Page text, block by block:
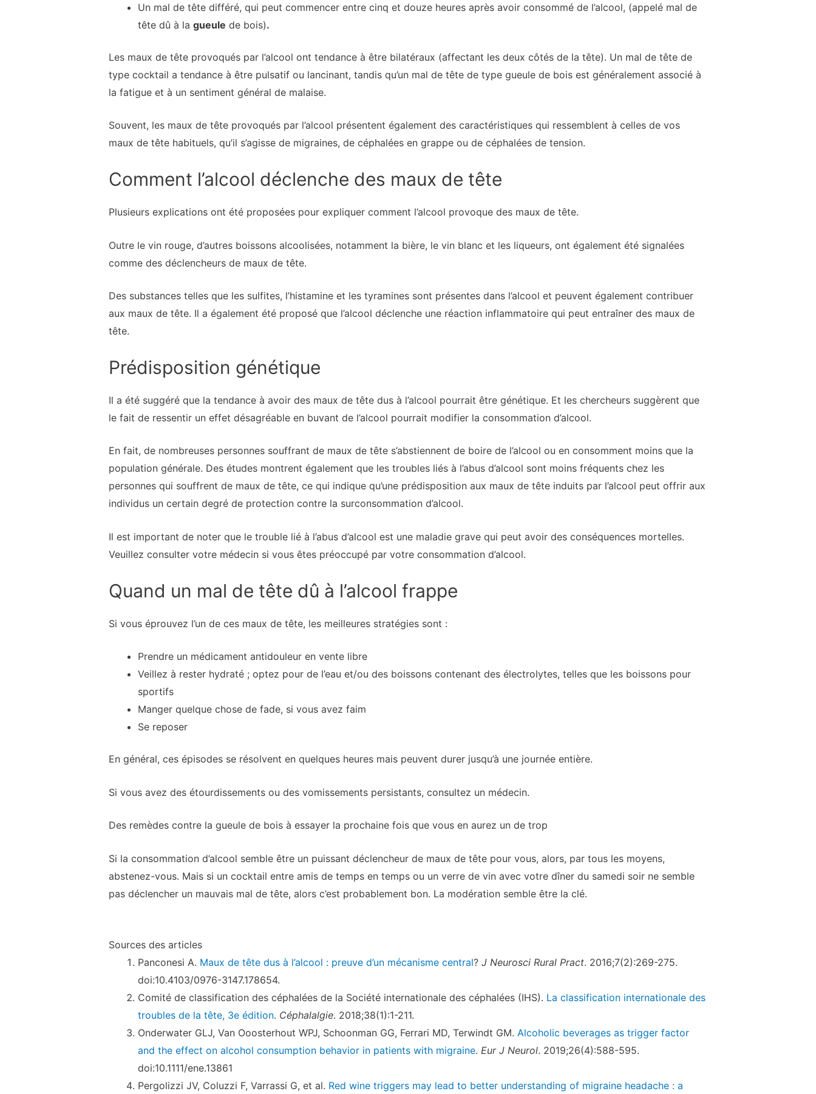
Un mal de tête différé, qui peut commencer entre cinq et douze heures après avoir consommé de l’alcool, (appelé mal de
tête dû à la gueule de bois).
Les maux de tête provoqués par l’alcool ont tendance à être bilatéraux (affectant les deux côtés de la tête). Un mal de tête de
type cocktail a tendance à être pulsatif ou lancinant, tandis qu’un mal de tête de type gueule de bois est généralement associé à
la fatigue et à un sentiment général de malaise.
Souvent, les maux de tête provoqués par l’alcool présentent également des caractéristiques qui ressemblent à celles de vos
maux de tête habituels, qu’il s’agisse de migraines, de céphalées en grappe ou de céphalées de tension.
Comment l’alcool déclenche des maux de tête
Plusieurs explications ont été proposées pour expliquer comment l’alcool provoque des maux de tête.
Outre le vin rouge, d’autres boissons alcoolisées, notamment la bière, le vin blanc et les liqueurs, ont également été signalées
comme des déclencheurs de maux de tête.
Des substances telles que les sulfites, l’histamine et les tyramines sont présentes dans l’alcool et peuvent également contribuer
aux maux de tête. Il a également été proposé que l’alcool déclenche une réaction inflammatoire qui peut entraîner des maux de
tête.
Prédisposition génétique
Il a été suggéré que la tendance à avoir des maux de tête dus à l’alcool pourrait être génétique. Et les chercheurs suggèrent que
le fait de ressentir un effet désagréable en buvant de l’alcool pourrait modifier la consommation d’alcool.
En fait, de nombreuses personnes souffrant de maux de tête s’abstiennent de boire de l’alcool ou en consomment moins que la
population générale. Des études montrent également que les troubles liés à l’abus d’alcool sont moins fréquents chez les
personnes qui souffrent de maux de tête, ce qui indique qu’une prédisposition aux maux de tête induits par l’alcool peut offrir aux
individus un certain degré de protection contre la surconsommation d’alcool.
Il est important de noter que le trouble lié à l’abus d’alcool est une maladie grave qui peut avoir des conséquences mortelles.
Veuillez consulter votre médecin si vous êtes préoccupé par votre consommation d’alcool.
Quand un mal de tête dû à l’alcool frappe
Si vous éprouvez l’un de ces maux de tête, les meilleures stratégies sont :
Prendre un médicament antidouleur en vente libre
Veillez à rester hydraté ; optez pour de l’eau et/ou des boissons contenant des électrolytes, telles que les boissons pour
sportifs
Manger quelque chose de fade, si vous avez faim
Se reposer
En général, ces épisodes se résolvent en quelques heures mais peuvent durer jusqu’à une journée entière.
Si vous avez des étourdissements ou des vomissements persistants, consultez un médecin.
Des remèdes contre la gueule de bois à essayer la prochaine fois que vous en aurez un de trop
Si la consommation d’alcool semble être un puissant déclencheur de maux de tête pour vous, alors, par tous les moyens,
abstenez-vous. Mais si un cocktail entre amis de temps en temps ou un verre de vin avec votre dîner du samedi soir ne semble
pas déclencher un mauvais mal de tête, alors c’est probablement bon. La modération semble être la clé.
Sources des articles
Panconesi A. Maux de tête dus à l’alcool : preuve d’un mécanisme central? J Neurosci Rural Pract. 2016;7(2):269-275.
doi:10.4103/0976-3147.178654.
Comité de classification des céphalées de la Société internationale des céphalées (IHS). La classification internationale des
troubles de la tête, 3e édition. Céphalalgie. 2018;38(1):1-211.
Onderwater GLJ, Van Ooosterhout WPJ, Schoonman GG, Ferrari MD, Terwindt GM. Alcoholic beverages as trigger factor
and the effect on alcohol consumption behavior in patients with migraine. Eur J Neurol. 2019;26(4):588-595.
doi:10.1111/ene.13861
Pergolizzi JV, Coluzzi F, Varrassi G, et al. Red wine triggers may lead to better understanding of migraine headache : a